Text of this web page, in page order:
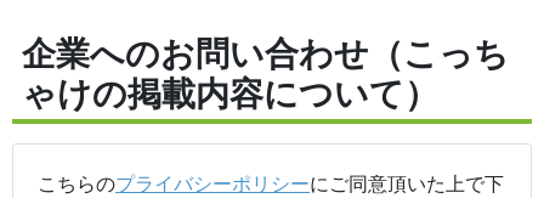
企業へのお問い合わせ（こっち
ゃけの掲載内容について）
こちらのプライバシーポリシーにご同意頂いた上で下